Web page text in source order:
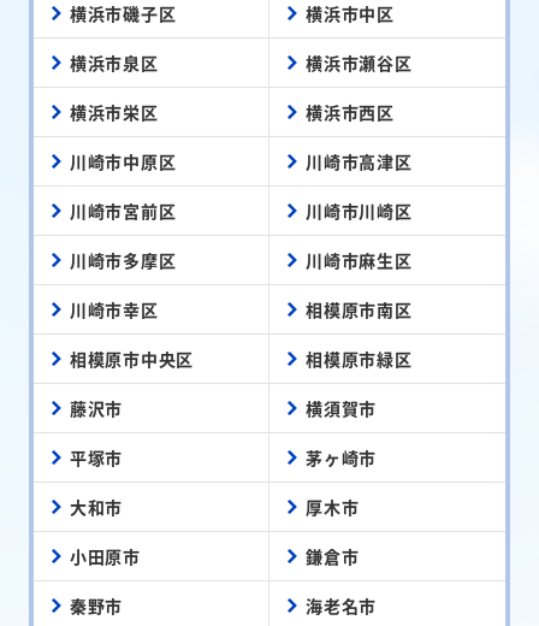
横浜市磯子区 横浜市中区
横浜市泉区 横浜市瀬谷区
横浜市栄区 横浜市西区
川崎市中原区 川崎市高津区
川崎市宮前区 川崎市川崎区
川崎市多摩区 川崎市麻生区
川崎市幸区 相模原市南区
相模原市中央区 相模原市緑区
藤沢市 横須賀市
平塚市 茅ヶ崎市
大和市 厚木市
小田原市 鎌倉市
秦野市 海老名市